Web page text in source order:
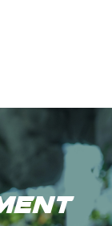
traductions